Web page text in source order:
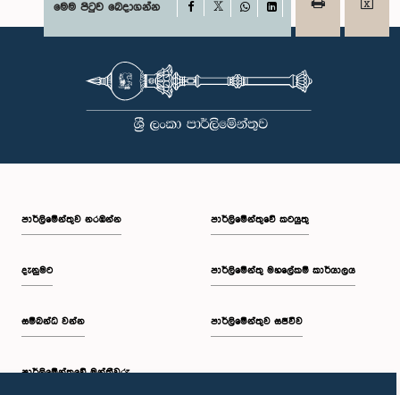
මෙම පිටුව බෙදාගන්න Facebook
WhatsAppLinkedIn
පාර්ලි‌මේන්තුව නරඹන්න
දැනුමට
සම්බන්ධ වන්න
පාර්ලි‌මේන්තුවේ මන්ත්‍රීවරු
පාර්ලිමේන්තුවේ කටයුතු
පාර්ලිමේන්තු මහලේකම් කාර්යාලය
පාර්ලිමේන්තුව සජීවීව